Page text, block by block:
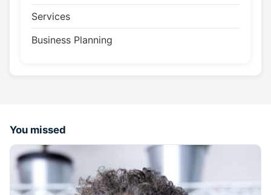
Services
Business Planning
You missed